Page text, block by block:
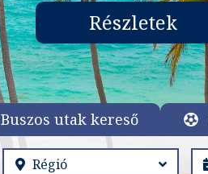
Buszos utak kereső